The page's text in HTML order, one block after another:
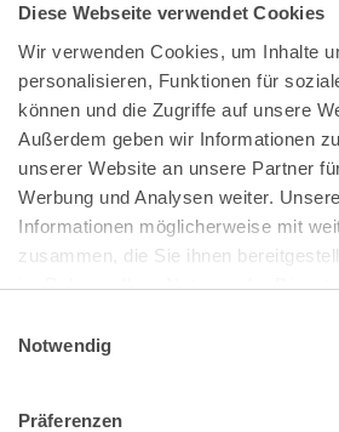
Diese Webseite verwendet Cookies
Wir verwenden Cookies, um Inhalte
personalisieren, Funktionen für
können und die Zugriffe auf unsere
Außerdem geben wir Informationen
unserer Website an unsere Partner
Werbung und Analysen weiter.
Informationen möglicherweise mit
zusammen, die Sie ihnen
im Rahmen Ihrer Nutzung der
Impressum
Notwendig
Präferenzen
Bundeskanzlerplatz 2
53113 Bonn
Pressemitteilungen|AGB
Impressum|Datenschutz